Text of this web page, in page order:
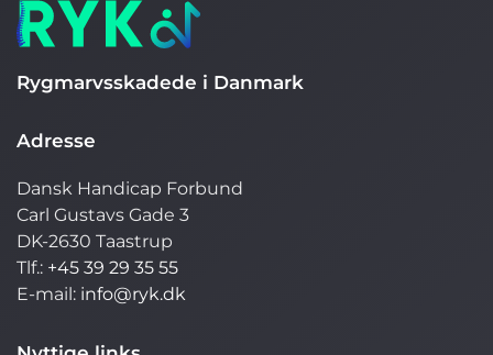
Rygmarvsskadede i Danmark
Adresse
Dansk Handicap Forbund
Carl Gustavs Gade 3
DK-2630 Taastrup
Tlf.: +45 39 29 35 55
E-mail: info@ryk.dk